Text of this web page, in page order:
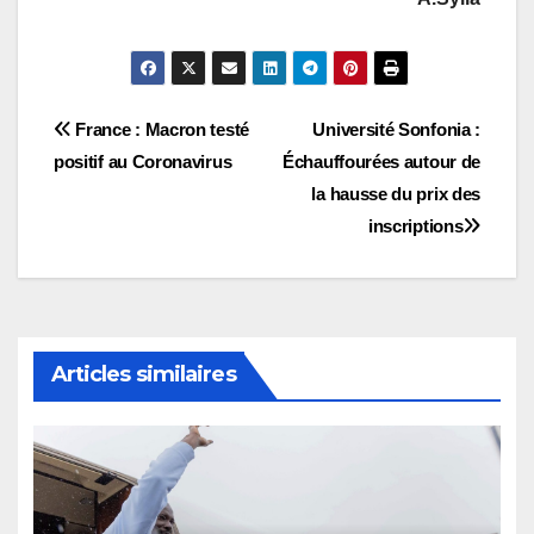
Navigation
de
Université Sonfonia :
Échauffourées autour de
la hausse du prix des
inscriptions
France : Macron testé
positif au Coronavirus
Articles similaires